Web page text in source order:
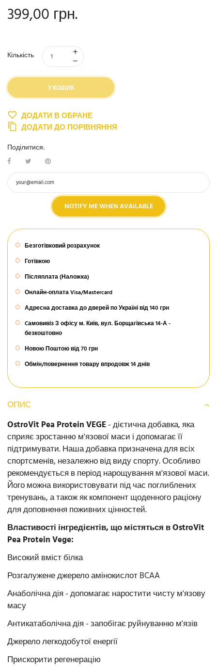
399,00 грн.
Кількість
У КОШИК
ДОДАТИ В ОБРАНЕ
ДОДАТИ ДО ПОРІВНЯННЯ
Поділитися:
NOTIFY ME WHEN AVAILABLE
Безготівковий розрахунок
Готівкою
Післяплата (Наложка)
Онлайн-оплата Visa/Mastercard
Адресна доставка до дверей по Україні від 140 грн
Cамовивіз З офісу м. Київ, вул. Борщагівська 14-А -
безкоштовно
Новою Поштою від 70 грн
Обмін/повернення товару впродовж 14 днів
ОПИС
OstroVit Pea Protein VEGE- дієтична добавка, яка
сприяє зростанню м'язової маси і допомагає її
підтримувати. Наша добавка призначена для всіх
спортсменів, незалежно від виду спорту. Особливо
рекомендується в період нарощування м'язової маси.
Його можна використовувати під час поглиблених
тренувань, а також як компонент щоденного раціону
для доповнення поживних цінностей.
Властивості інгредієнтів, що містяться в OstroVit
Pea Protein Vege:
Високий вміст білка
Розгалужене джерело амінокислот BCAA
Анаболічна дія - допомагає наростити чисту м'язову
масу
Антикатаболічна дія - запобігає руйнуванню м'язів
Джерело легкодобутої енергії
Прискорити регенерацію